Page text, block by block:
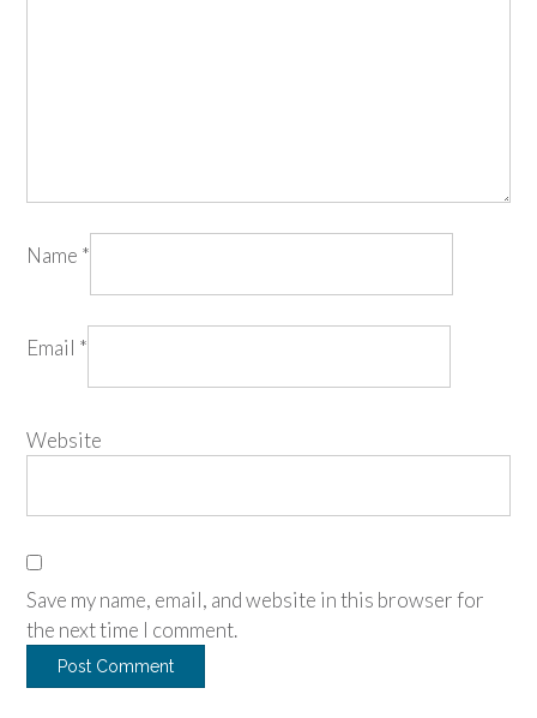
Name *
Email *
Website
Save my name, email, and website in this browser for
the next time I comment.